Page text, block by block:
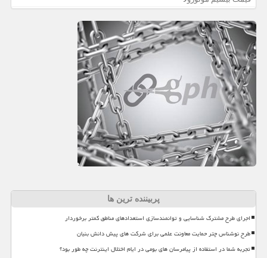
پربیننده ترین ها
اجرای طرح مشترک شناسایی و توانمندسازی استعدادهای مناطق کمتر برخوردار
طرح نوشناس چتر حمایت معاونت علمی برای شرکت های پیش دانش بنیان
تجربه شما در استفاده از پیامرسان های بومی در ایام اختلال اینترنت چه طور بود؟